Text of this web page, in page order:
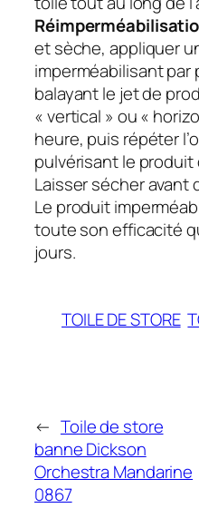
et sèche, appliquer
imperméabilisant par
balayant le jet de
« vertical » ou «
heure, puis répéter
pulvérisant le produit
Laisser sécher avant
Le produit
toute son efficacité
jours.
TOILE DE STORE
← Toile de store
banne Dickson
Orchestra Mandarine
0867